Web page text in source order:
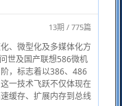
13期 / 775篇
、微型化及多媒体化方
世及国产联想586微机
，标志着以386、486
一技术飞跃不仅体现在
缓存、扩展内存到总线